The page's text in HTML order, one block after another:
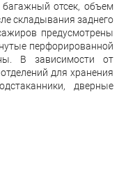
отсек, объем
складывания заднего
предусмотрены
перфорированной
В зависимости от
для хранения
дверные